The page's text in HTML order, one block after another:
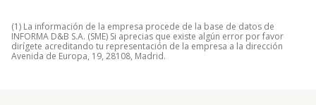
(1) La información de la empresa procede de la base de datos de
INFORMA D&B S.A. (SME) Si aprecias que existe algún error por favor
dirígete acreditando tu representación de la empresa a la dirección
Avenida de Europa, 19, 28108, Madrid.